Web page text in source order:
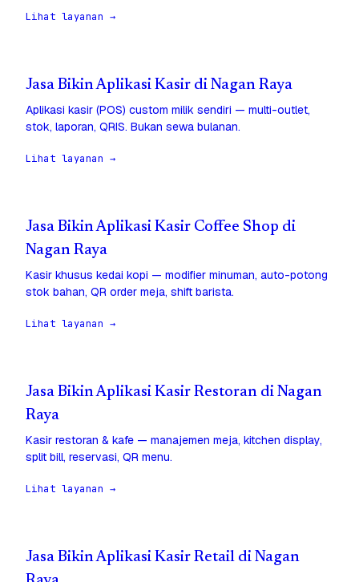
Lihat layanan →
Jasa Bikin Aplikasi Kasir di Nagan Raya
Aplikasi kasir (POS) custom milik sendiri — multi-outlet,
stok, laporan, QRIS. Bukan sewa bulanan.
Lihat layanan →
Jasa Bikin Aplikasi Kasir Coffee Shop di
Nagan Raya
Kasir khusus kedai kopi — modifier minuman, auto-potong
stok bahan, QR order meja, shift barista.
Lihat layanan →
Jasa Bikin Aplikasi Kasir Restoran di Nagan
Raya
Kasir restoran & kafe — manajemen meja, kitchen display,
split bill, reservasi, QR menu.
Lihat layanan →
Jasa Bikin Aplikasi Kasir Retail di Nagan